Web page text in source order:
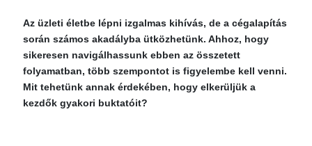
Az üzleti életbe lépni izgalmas kihívás, de a cégalapítás
során számos akadályba ütközhetünk. Ahhoz, hogy
sikeresen navigálhassunk ebben az összetett
folyamatban, több szempontot is figyelembe kell venni.
Mit tehetünk annak érdekében, hogy elkerüljük a
kezdők gyakori buktatóit?